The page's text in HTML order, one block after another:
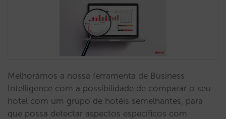
Melhorámos a nossa ferramenta de Business
Intelligence com a possibilidade de comparar o seu
hotel com um grupo de hotéis semelhantes, para
que possa detectar aspectos específicos com